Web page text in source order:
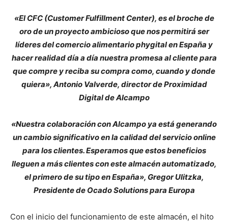
«El CFC (Customer Fulfillment Center), es el broche de
oro de un proyecto ambicioso que nos permitirá ser
líderes del comercio alimentario phygital en España y
hacer realidad día a día nuestra promesa al cliente para
que compre y reciba su compra como, cuando y donde
quiera», Antonio Valverde, director de Proximidad
Digital de Alcampo
«Nuestra colaboración con Alcampo ya está generando
un cambio significativo en la calidad del servicio online
para los clientes. Esperamos que estos beneficios
lleguen a más clientes con este almacén automatizado,
el primero de su tipo en España», Gregor Ulitzka,
Presidente de Ocado Solutions para Europa
Con el inicio del funcionamiento de este almacén, el hito